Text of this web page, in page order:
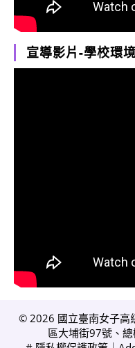
宣導影片-學校環境
© 2026 國立臺南女子高
區大埔街97號、